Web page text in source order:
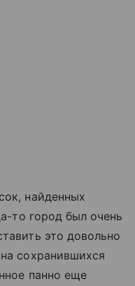
найденных
то город был очень
это довольно
сохранившихся
панно еще